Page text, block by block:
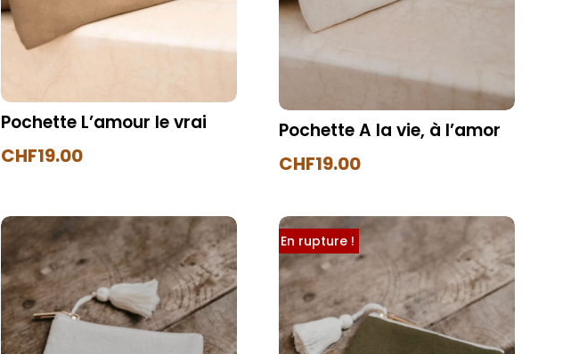
Pochette L’amour le vrai
CHF19.00
Pochette A la vie, à l’amor
CHF19.00
En rupture !